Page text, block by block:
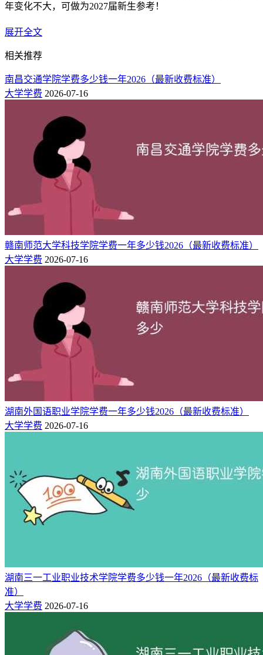
年变化不大，可做为2027届新生参考！
南阳职业学院学费一年多少钱（明细）
1、各专业学费收费标准：
新生学费依据的是河南省物价局、河南省教育厅等有关政策执
行，并结合南阳职业学院实际收取，各专业学费明细如下。
专业名称
现代文秘
小学教育
9800
学前教育
融媒体技术与运营
研学旅行管理与服务
专科批 10000
现代物流管理
专科批 9800
网络营销与直播电商
专科批 8300
跨境电子商务
大数据与会计
9800
中医养生保健
12000
中药制药
11000
中医康复技术
人工智能技术应用
专科批 11000
信息安全技术应用
专科批 11000
大数据技术
专科批
计算机应用技术
专科批 11000
高速铁路客运服务
专科批
9800
物联网应用技术
专科批 11000
药品经营与管理
新能源汽车技术
专科批 11000
汽车制造与试验技术
工业机器人技术
专科批 11000
无人机应用技术
智能控制技术
专科批
11000
展开全文
相关推荐
南昌交通学院学费多少钱一年2026（最新收费标准）
大学学费 2026-07-16
赣南师范大学科技学院学费一年多少钱2026（最新收费标准）
大学学费 2026-07-16
湖南外国语职业学院学费一年多少钱2026（最新收费标准）
大学学费 2026-07-16
湖南三一工业职业技术学院学费多少钱一年2026（最新收费标
准）
大学学费 2026-07-16